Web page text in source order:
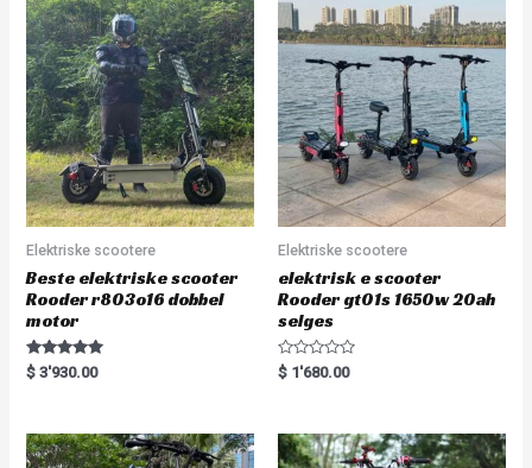
u
t
o
f
5
o
f
5
Elektriske scootere
Beste elektriske scooter
Rooder r803o16 dobbel
motor
Rated
5.00
$ 3'930.00
Elektriske scootere
elektrisk e scooter
Rooder gt01s 1650w 20ah
selges
R
a
0
o
$ 1'680.00